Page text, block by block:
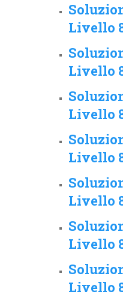
Livello
Livello
Livello
Livello
Livello
Livello
Livello